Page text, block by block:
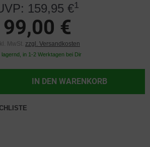
159,95 €1
99,00 €
MwSt. zzgl. Versandkosten
lagernd, in 1-2 Werktagen bei Dir
IN DEN WARENKORB